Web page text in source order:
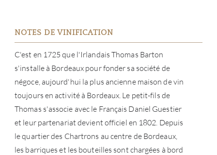
NOTES DE VINIFICATION
C'est en 1725 que l'Irlandais Thomas Barton
s'installe à Bordeaux pour fonder sa société de
négoce, aujourd'hui la plus ancienne maison de vin
toujours en activité à Bordeaux. Le petit-fils de
Thomas s'associe avec le Français Daniel Guestier
et leur partenariat devient officiel en 1802. Depuis
le quartier des Chartrons au centre de Bordeaux,
les barriques et les bouteilles sont chargées à bord